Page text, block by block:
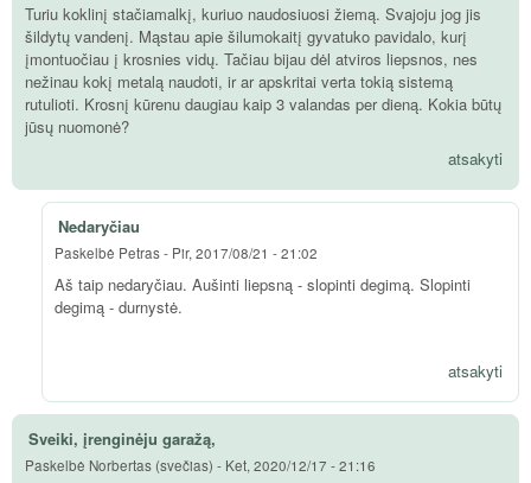
Turiu koklinį stačiamalkį, kuriuo naudosiuosi žiemą. Svajoju jog jis
šildytų vandenį. Mąstau apie šilumokaitį gyvatuko pavidalo, kurį
įmontuočiau į krosnies vidų. Tačiau bijau dėl atviros liepsnos, nes
nežinau kokį metalą naudoti, ir ar apskritai verta tokią sistemą
rutulioti. Krosnį kūrenu daugiau kaip 3 valandas per dieną. Kokia būtų
jūsų nuomonė?
atsakyti
Nedaryčiau
Paskelbė Petras- Pir, 2017/08/21 - 21:02
Aš taip nedaryčiau. Aušinti liepsną - slopinti degimą. Slopinti
degimą - durnystė.
atsakyti
Sveiki, įrenginėju garažą,
Paskelbė Norbertas (svečias) - Ket, 2020/12/17 - 21:16